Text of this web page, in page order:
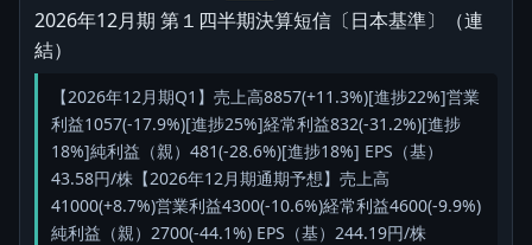
2026年12月期 第１四半期決算短信〔日本基準〕（連
結）
【2026年12月期Q1】売上高8857(+11.3%)[進捗22%]営業
利益1057(-17.9%)[進捗25%]経常利益832(-31.2%)[進捗
18%]純利益（親）481(-28.6%)[進捗18%] EPS（基）
43.58円/株【2026年12月期通期予想】売上高
41000(+8.7%)営業利益4300(-10.6%)経常利益4600(-9.9%)
純利益（親）2700(-44.1%) EPS（基）244.19円/株